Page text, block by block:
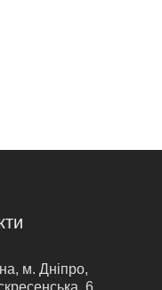
м. Дніпро,